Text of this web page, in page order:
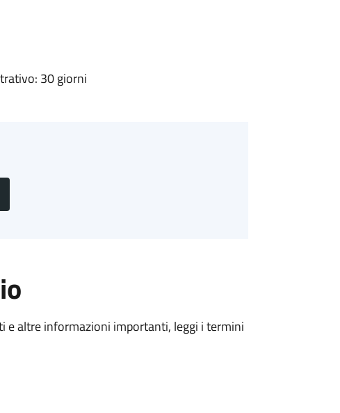
30 giorni
e altre informazioni importanti, leggi i termini